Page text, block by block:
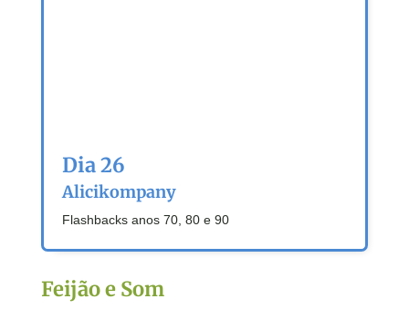
Dia 26
Alicikompany
Flashbacks anos 70, 80 e 90
Feijão e Som